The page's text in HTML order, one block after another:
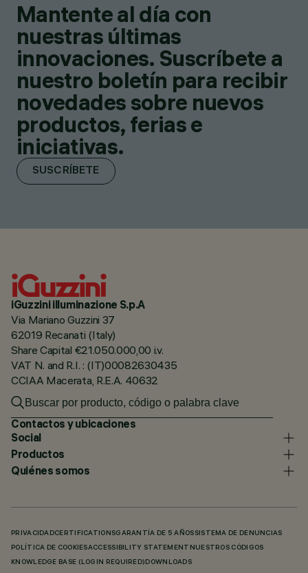
Mantente al día con
nuestras últimas
innovaciones. Suscríbete a
nuestro boletín para recibir
novedades sobre nuevos
productos, ferias e
iniciativas.
SUSCRÍBETE
iGuzzini illuminazione S.p.A
Via Mariano Guzzini 37
62019 Recanati (Italy)
Share Capital €21.050.000,00 i.v.
VAT N. and R.I. : (IT)00082630435
CCIAA Macerata, R.E.A. 40632
Contactos y ubicaciones
Social
Productos
Quiénes somos
PRIVACIDADCERTIFICATIONSGARANTÍA DE 5 AÑOS SISTEMA DE DENUNCIAS
POLÍTICA DE COOKIESACCESSIBILITY STATEMENT NUESTROS CÓDIGOS
KNOWLEDGE BASE (LOGIN REQUIRED) DOWNLOADS